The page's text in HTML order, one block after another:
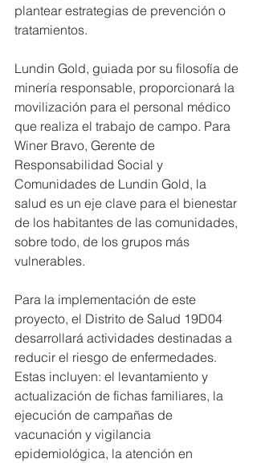
plantear estrategias de prevención o
tratamientos.
Lundin Gold, guiada por su filosofía de
minería responsable, proporcionará la
movilización para el personal médico
que realiza el trabajo de campo. Para
Winer Bravo, Gerente de
Responsabilidad Social y
Comunidades de Lundin Gold, la
salud es un eje clave para el bienestar
de los habitantes de las comunidades,
sobre todo, de los grupos más
vulnerables.
Para la implementación de este
proyecto, el Distrito de Salud 19D04
desarrollará actividades destinadas a
reducir el riesgo de enfermedades.
Estas incluyen: el levantamiento y
actualización de fichas familiares, la
ejecución de campañas de
vacunación y vigilancia
epidemiológica, la atención en